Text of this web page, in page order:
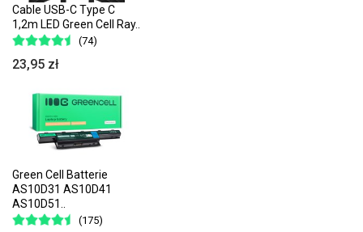
Cable USB-C Type C
1,2m LED Green Cell Ray..
(74)
23,95 zł
Green Cell Batterie
AS10D31 AS10D41
AS10D51..
(175)